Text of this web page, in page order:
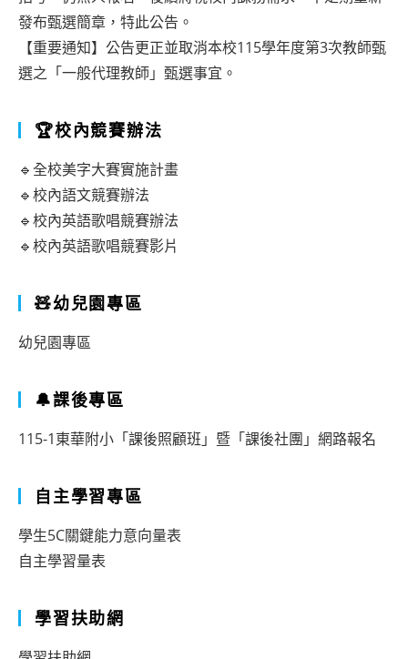
發布甄選簡章，特此公告。
【重要通知】公告更正並取消本校115學年度第3次教師甄
選之「一般代理教師」甄選事宜。
🏆校內競賽辦法
🔹全校美字大賽實施計畫
🔹校內語文競賽辦法
🔹校內英語歌唱競賽辦法
🔹校內英語歌唱競賽影片
🧸幼兒園專區
幼兒園專區
🔔課後專區
115-1東華附小「課後照顧班」暨「課後社團」網路報名
自主學習專區
學生5C關鍵能力意向量表
自主學習量表
學習扶助網